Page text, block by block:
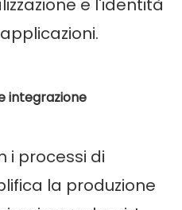
e l'identità
integrazione
i processi di
la produzione